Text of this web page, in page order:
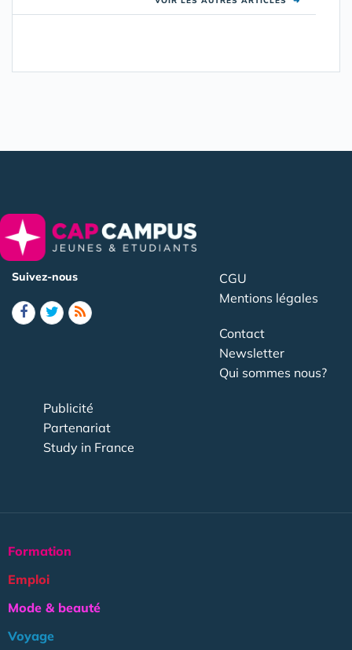
Suivez-nous
CGU
Mentions légales
Contact
Newsletter
Qui sommes nous?
Publicité
Partenariat
Study in France
Formation
Emploi
Mode & beauté
Voyage